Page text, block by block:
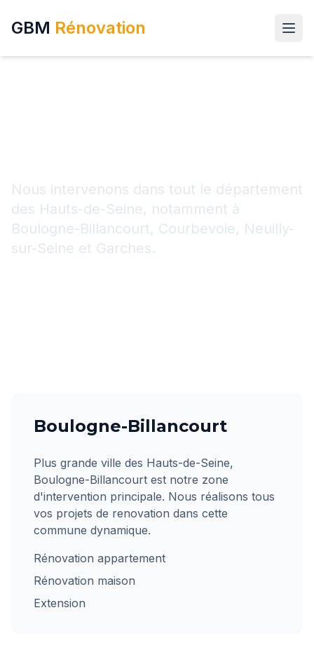
GBM Rénovation
Nous intervenons dans tout le département
des Hauts-de-Seine, notamment à
Boulogne-Billancourt, Courbevoie, Neuilly-
sur-Seine et Garches.
Boulogne-Billancourt
Plus grande ville des Hauts-de-Seine,
Boulogne-Billancourt est notre zone
d'intervention principale. Nous réalisons tous
vos projets de renovation dans cette
commune dynamique.
Rénovation appartement
Rénovation maison
Extension